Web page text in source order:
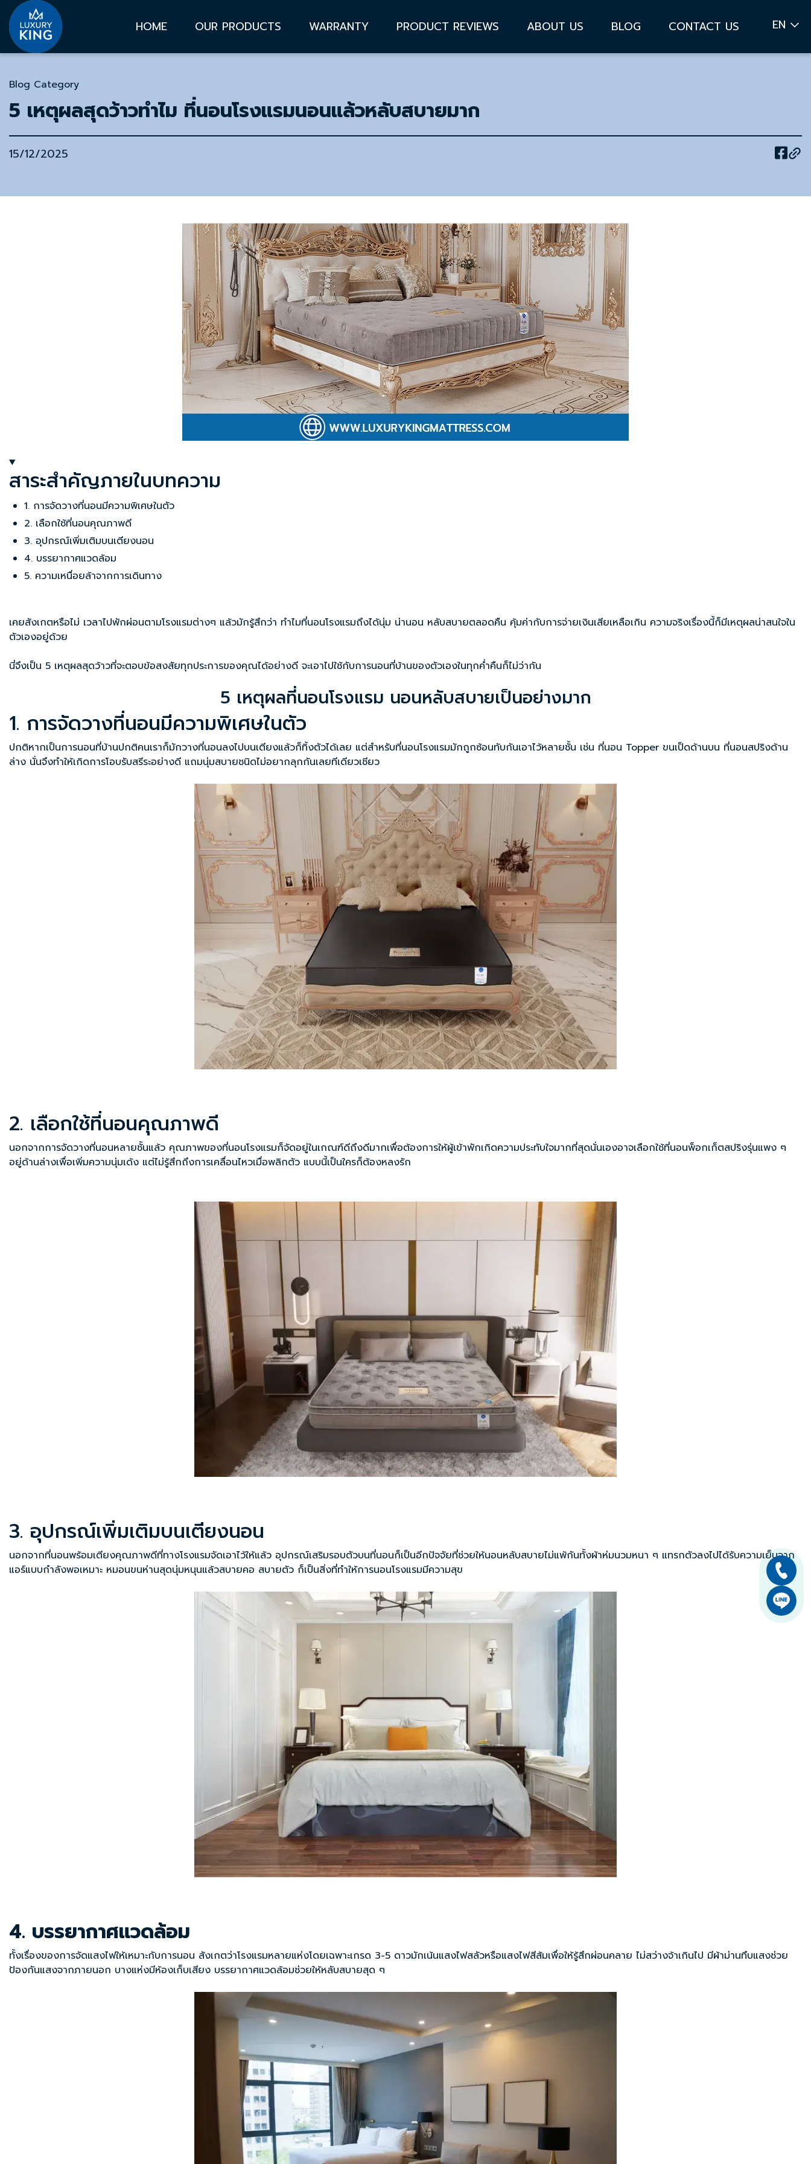
HOME OUR PRODUCTS WARRANTY PRODUCT REVIEWS ABOUT US BLOG CONTACT US EN
Blog Category
5 เหตุผลสุดว้าวทำไม ที่นอนโรงแรมนอนแล้วหลับสบายมาก
15/12/2025
สาระสำคัญภายในบทความ
1. การจัดวางที่นอนมีความพิเศษในตัว
2. เลือกใช้ที่นอนคุณภาพดี
3. อุปกรณ์เพิ่มเติมบนเตียงนอน
4. บรรยากาศแวดล้อม
5. ความเหนื่อยล้าจากการเดินทาง
เคยสังเกตหรือไม่ เวลาไปพักผ่อนตามโรงแรมต่างๆ แล้วมักรู้สึกว่า ทำไมที่นอนโรงแรมถึงได้นุ่ม น่านอน หลับสบายตลอดคืน คุ้มค่ากับการจ่ายเงินเสียเหลือเกิน ความจริงเรื่องนี้ก็มีเหตุผลน่าสนใจใน
ตัวเองอยู่ด้วย
นี่จึงเป็น 5 เหตุผลสุดว้าวที่จะตอบข้อสงสัยทุกประการของคุณได้อย่างดี จะเอาไปใช้กับการนอนที่บ้านของตัวเองในทุกค่ำคืนก็ไม่ว่ากัน
5 เหตุผลที่นอนโรงแรม นอนหลับสบายเป็นอย่างมาก
1. การจัดวางที่นอนมีความพิเศษในตัว
ปกติหากเป็นการนอนที่บ้านปกติคนเราก็มักวางที่นอนลงไปบนเตียงแล้วก็ทิ้งตัวได้เลย แต่สำหรับที่นอนโรงแรมมักถูกซ้อนทับกันเอาไว้หลายชั้น เช่น ที่นอน Topper ขนเป็ดด้านบน ที่นอนสปริงด้าน
ล่าง นั่นจึงทำให้เกิดการโอบรับสรีระอย่างดี แถมนุ่มสบายชนิดไม่อยากลุกกันเลยทีเดียวเชียว
2. เลือกใช้ที่นอนคุณภาพดี
นอกจากการจัดวางที่นอนหลายชั้นแล้ว คุณภาพของที่นอนโรงแรมก็จัดอยู่ในเกณฑ์ดีถึงดีมากเพื่อต้องการให้ผู้เข้าพักเกิดความประทับใจมากที่สุดนั่นเองอาจเลือกใช้ที่นอนพ็อกเก็ตสปริงรุ่นแพง ๆ
อยู่ด้านล่างเพื่อเพิ่มความนุ่มเด้ง แต่ไม่รู้สึกถึงการเคลื่อนไหวเมื่อพลิกตัว แบบนี้เป็นใครก็ต้องหลงรัก
3. อุปกรณ์เพิ่มเติมบนเตียงนอน
นอกจากที่นอนพร้อมเตียงคุณภาพดีที่ทางโรงแรมจัดเอาไว้ให้แล้ว อุปกรณ์เสริมรอบตัวบนที่นอนก็เป็นอีกปัจจัยที่ช่วยให้นอนหลับสบายไม่แพ้กันทั้งผ้าห่มนวมหนา ๆ แทรกตัวลงไปได้รับความเย็นจาก
แอร์แบบกำลังพอเหมาะ หมอนขนห่านสุดนุ่มหนุนแล้วสบายคอ สบายตัว ก็เป็นสิ่งที่ทำให้การนอนโรงแรมมีความสุข
4. บรรยากาศแวดล้อม
ทั้งเรื่องของการจัดแสงไฟให้เหมาะกับการนอน สังเกตว่าโรงแรมหลายแห่งโดยเฉพาะเกรด 3-5 ดาวมักเน้นแสงไฟสลัวหรือแสงไฟสีส้มเพื่อให้รู้สึกผ่อนคลาย ไม่สว่างจ้าเกินไป มีผ้าม่านทึบแสงช่วย
ป้องกันแสงจากภายนอก บางแห่งมีห้องเก็บเสียง บรรยากาศแวดล้อมช่วยให้หลับสบายสุด ๆ